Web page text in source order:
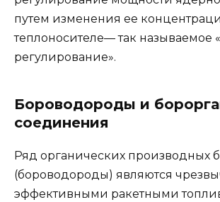
путем изменения ее
теплоносителе— так называемое
регулирование».
Бороводороды и
соединения
Ряд органических производных
(бороводороды) являются
эффективными ракетными